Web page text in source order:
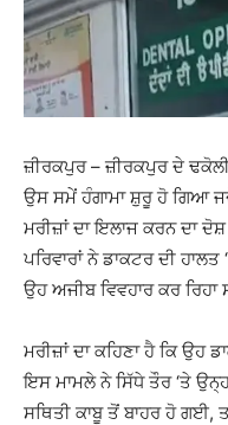
ਜ਼ੀਰਕਪੁਰ – ਜ਼ੀਰਕਪੁਰ ਦੇ
ਉਸ ਸਮੇਂ ਹੰਗਾਮਾ ਸ਼ੁਰੂ ਹੋ ਗਿਆ
ਮਰੀਜ਼ਾਂ ਦਾ ਇਲਾਜ ਕਰਨ ਦਾ
ਪਰਿਵਾਰਾਂ ਨੇ ਡਾਕਟਰ ਦੀ
ਉਹ ਅਜੀਬ ਵਿਵਹਾਰ ਕਰ ਰਿਹਾ
ਮਰੀਜ਼ਾਂ ਦਾ ਕਹਿਣਾ ਹੈ ਕਿ ਉਹ
ਇਸ ਮਾਮਲੇ ਨੇ ਸਿੱਧੇ ਤੌਰ ‘ਤੇ
ਸਥਿਤੀ ਕਾਬੂ ਤੋਂ ਬਾਹਰ ਹੋ ਗਈ,